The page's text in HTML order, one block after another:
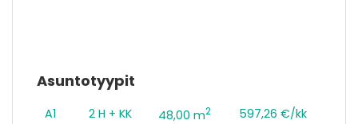
Asuntotyypit
A1 2 H + KK 48,00 m2
597,26 €/kk